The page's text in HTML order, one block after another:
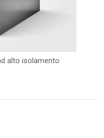
alto isolamento